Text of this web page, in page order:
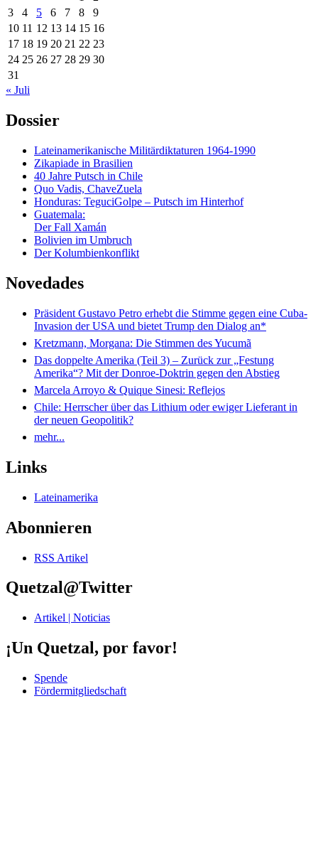
3
4 5 6 7 8
9
10 11 12 13 14 15 16
17 18 19 20 21 22 23
24 25 26 27 28 29 30
31
« Juli
Dossier
Lateinamerikanische Militärdiktaturen 1964-1990
Zikapiade in Brasilien
40 Jahre Putsch in Chile
Quo Vadis, ChaveZuela
Honduras: TeguciGolpe – Putsch im Hinterhof
Guatemala:
Der Fall Xamán
Bolivien im Umbruch
Der Kolumbienkonflikt
Novedades
Präsident Gustavo Petro erhebt die Stimme gegen eine Cuba-
Invasion der USA und bietet Trump den Dialog an*
Kretzmann, Morgana: Die Stimmen des Yucumã
Das doppelte Amerika (Teil 3) – Zurück zur „Festung
Amerika“? Mit der Donroe-Doktrin gegen den Abstieg
Marcela Arroyo & Quique Sinesi: Reflejos
Chile: Herrscher über das Lithium oder ewiger Lieferant in
der neuen Geopolitik?
mehr...
Links
Lateinamerika
Abonnieren
RSS Artikel
Quetzal@Twitter
Artikel | Noticias
¡Un Quetzal, por favor!
Spende
Fördermitgliedschaft